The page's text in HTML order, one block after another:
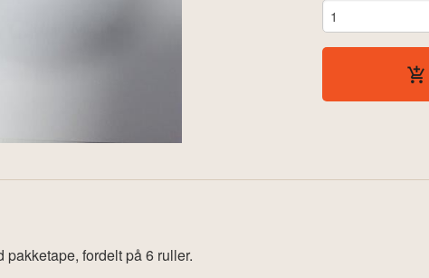
pakketape, fordelt på 6 ruller.